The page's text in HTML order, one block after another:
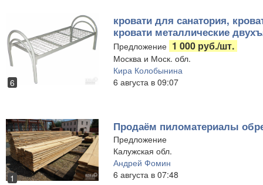
6
кровати для санатория,
кровати металлические
Предложение 1 000 руб./шт.
Москва и Моск. обл.
Кира Колобынина
6 августа в 09:07
1
Продаём пиломатериалы
Предложение
Калужская обл.
Андрей Фомин
6 августа в 07:48